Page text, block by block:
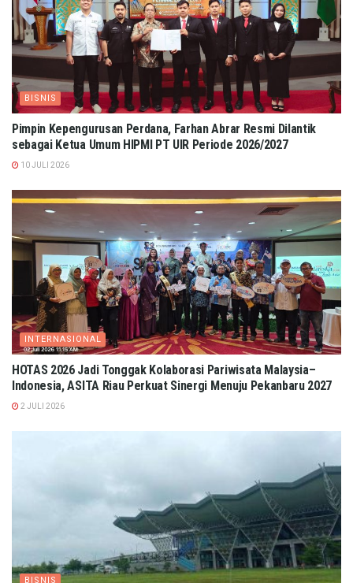
BISNIS
Pimpin Kepengurusan Perdana, Farhan Abrar Resmi Dilantik
sebagai Ketua Umum HIPMI PT UIR Periode 2026/2027
10 JULI 2026
INTERNASIONAL
HOTAS 2026 Jadi Tonggak Kolaborasi Pariwisata Malaysia–
Indonesia, ASITA Riau Perkuat Sinergi Menuju Pekanbaru 2027
2 JULI 2026
BISNIS